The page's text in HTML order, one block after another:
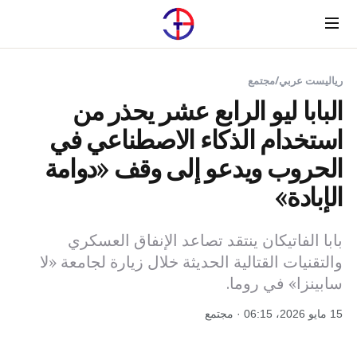
Menu
رياليست عربي/مجتمع
البابا ليو الرابع عشر يحذر من
استخدام الذكاء الاصطناعي في
الحروب ويدعو إلى وقف «دوامة
الإبادة»
بابا الفاتيكان ينتقد تصاعد الإنفاق العسكري
والتقنيات القتالية الحديثة خلال زيارة لجامعة «لا
سابينزا» في روما.
15 مايو 2026، 06:15 · مجتمع